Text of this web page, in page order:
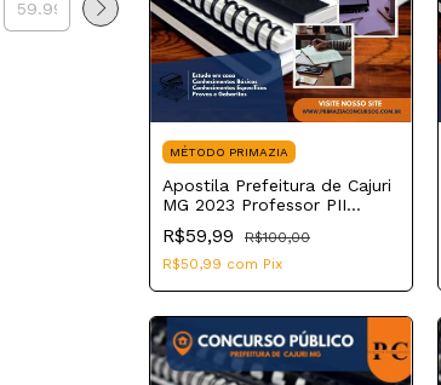
MÉTODO PRIMAZIA
Apostila Prefeitura de Cajuri
MG 2023 Professor PII
Matemática
R$59,99
R$100,00
R$50,99 com Pix